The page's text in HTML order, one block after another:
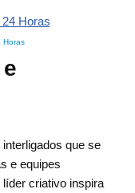
Horas
que se
e equipes
criativo inspira